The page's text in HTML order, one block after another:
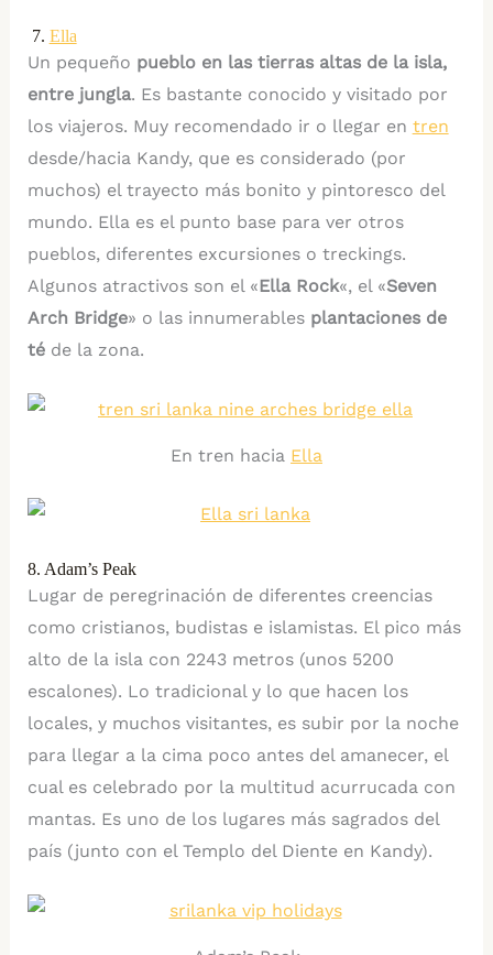
7. Ella
Un pequeño pueblo en las tierras altas de la isla,
entre jungla. Es bastante conocido y visitado por
los viajeros. Muy recomendado ir o llegar en tren
desde/hacia Kandy, que es considerado (por
muchos) el trayecto más bonito y pintoresco del
mundo. Ella es el punto base para ver otros
pueblos, diferentes excursiones o treckings.
Algunos atractivos son el «Ella Rock«, el «Seven
Arch Bridge» o las innumerables plantaciones de
téde la zona.
En tren hacia Ella
8. Adam’s Peak
Lugar de peregrinación de diferentes creencias
como cristianos, budistas e islamistas. El pico más
alto de la isla con 2243 metros (unos 5200
escalones). Lo tradicional y lo que hacen los
locales, y muchos visitantes, es subir por la noche
para llegar a la cima poco antes del amanecer, el
cual es celebrado por la multitud acurrucada con
mantas. Es uno de los lugares más sagrados del
país (junto con el Templo del Diente en Kandy).